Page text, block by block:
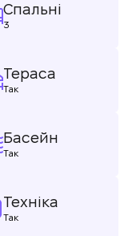
Спальні
3
Тераса
Так
Басейн
Так
Техніка
Так